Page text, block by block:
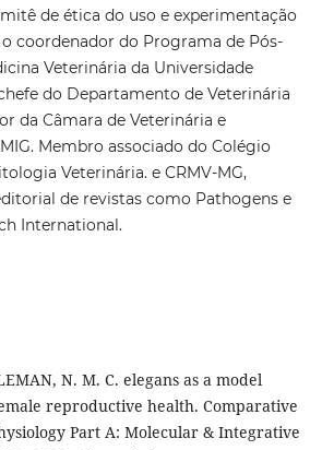
de ética do uso e experimentação
coordenador do Programa de Pós-
Veterinária da Universidade
do Departamento de Veterinária
da Câmara de Veterinária e
Membro associado do Colégio
Veterinária. e CRMV-MG,
de revistas como Pathogens e
International.
N. M. C. elegans as a model
reproductive health. Comparative
Part A: Molecular & Integrative